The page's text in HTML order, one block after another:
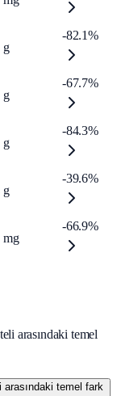
g
-82.1%
g
-67.7%
g
-84.3%
g
-39.6%
mg
-66.9%
arasındaki temel
temel fark